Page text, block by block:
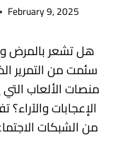
February 9, 2025
هل تشعر بالمرض
سئمت من التمرير
منصات الألعاب
الإعجابات والآراء؟
من الشبكات